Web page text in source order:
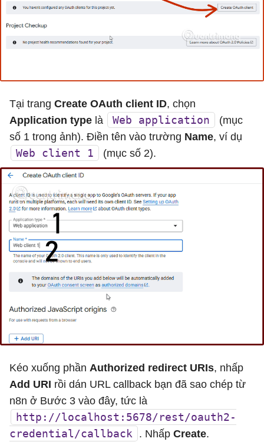
Tại trang Create OAuth client ID, chọn
Application type là Web application
(mục
số 1 trong ảnh). Điền tên vào trường Name, ví dụ
Web client 1 (mục số 2).
Kéo xuống phần Authorized redirect URIs, nhấp
Add URI rồi dán URL callback bạn đã sao chép từ
n8n ở Bước 3 vào đây, tức là
http://localhost:5678/rest/oauth2-
credential/callback
. Nhấp Create.